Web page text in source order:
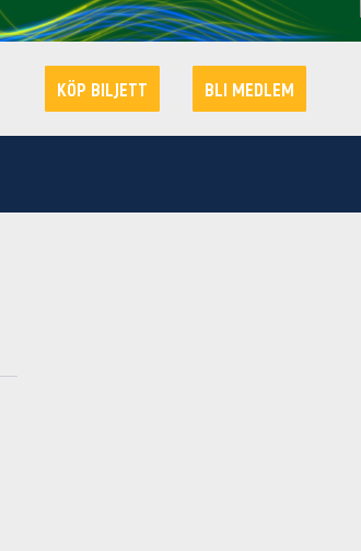
KÖP BILJETT BLI MEDLEM